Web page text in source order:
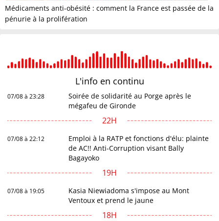
Médicaments anti-obésité : comment la France est passée de la
pénurie à la prolifération
L'info en continu
07/08 à 23:28
Soirée de solidarité au Porge après le
mégafeu de Gironde
22H
07/08 à 22:12
Emploi à la RATP et fonctions d'élu: plainte
de AC!! Anti-Corruption visant Bally
Bagayoko
19H
07/08 à 19:05
Kasia Niewiadoma s'impose au Mont
Ventoux et prend le jaune
18H